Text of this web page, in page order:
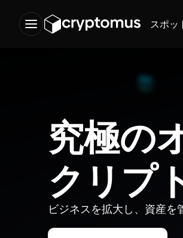
スポッ
究極の
クリプ
ビジネスを拡大し、資産を